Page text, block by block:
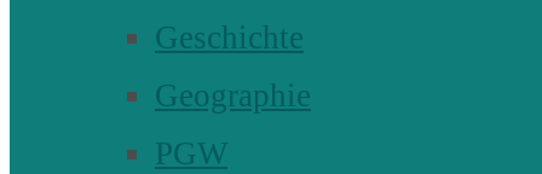
Geschichte
Geographie
PGW